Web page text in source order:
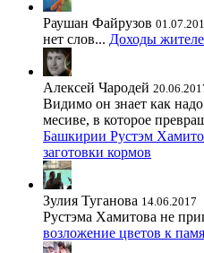
Раушан Файрузов
нет слов... Доходы
Алексей Чародей
Видимо он знает как
месиве, в которое
Башкирии Рустэм
заготовки кормов
Зулия Туганова 14.06.2017
Рустэма Хамитова не
возложение цветов к